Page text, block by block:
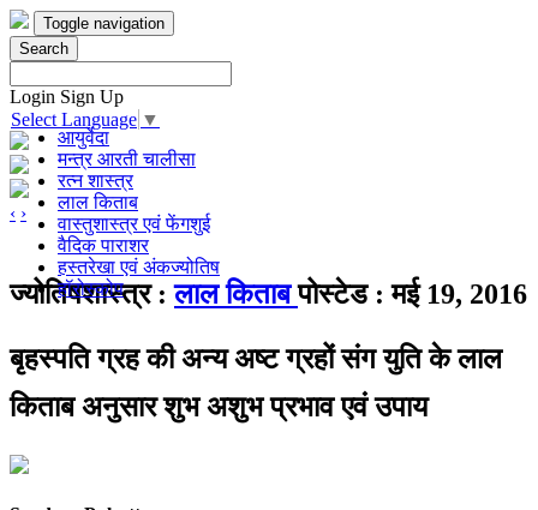
Toggle navigation
Search
Login Sign Up
आयुर्वेदा
मन्त्र आरती चालीसा
रत्न शास्त्र
लाल किताब
वास्तुशास्त्र एवं फेंगशुई
वैदिक पाराशर
हस्तरेखा एवं अंकज्योतिष
हॉरोस्कोप
Select Language ▼
‹ ›
ज्योतिषशास्त्र :लाल किताबपोस्टेड : मई 19, 2016
बृहस्पति ग्रह की अन्य अष्ट ग्रहों संग युति के लाल
किताब अनुसार शुभ अशुभ प्रभाव एवं उपाय